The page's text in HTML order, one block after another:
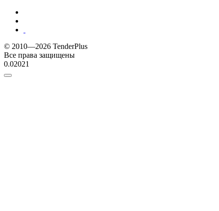
© 2010—2026 TenderPlus
Все права защищены
0.02021